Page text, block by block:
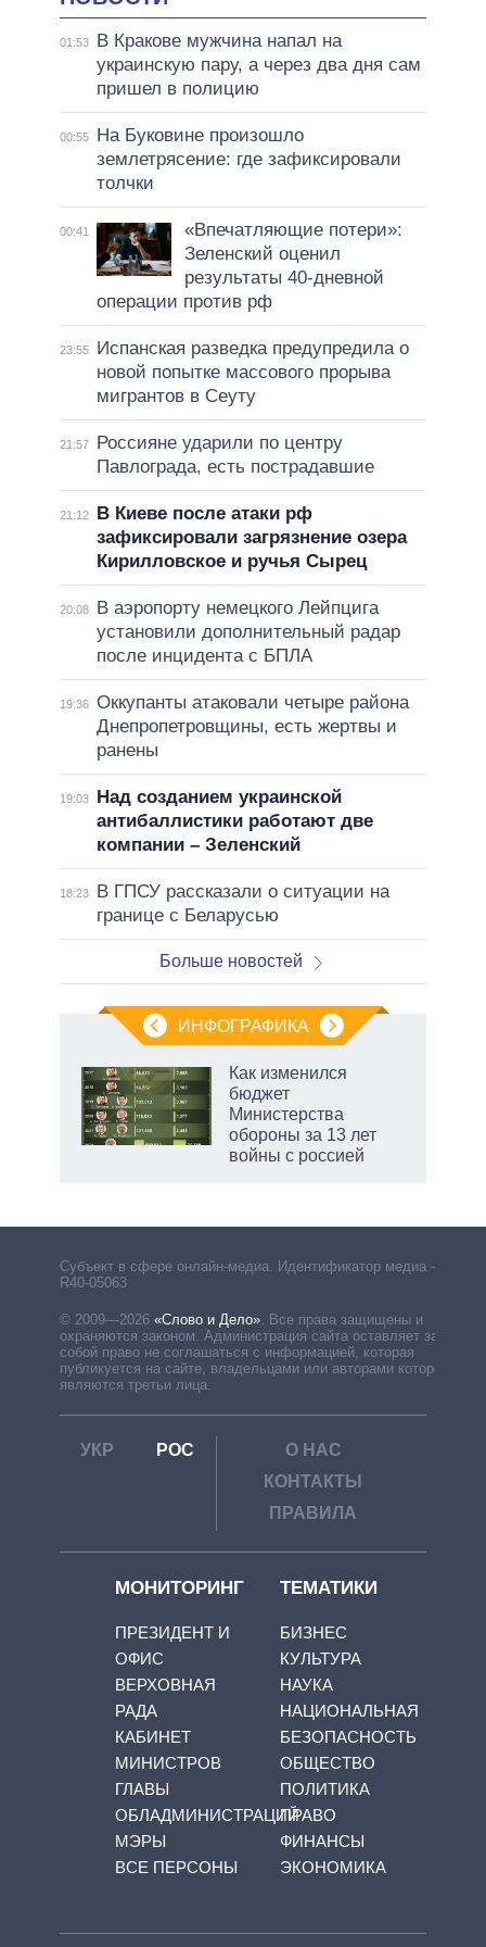
01:53
В Кракове мужчина напал на
украинскую пару, а через два дня сам
пришел в полицию
00:55
На Буковине произошло
землетрясение: где зафиксировали
толчки
00:41
«Впечатляющие потери»:
Зеленский оценил
результаты 40-дневной
операции против рф
23:55
Испанская разведка предупредила о
новой попытке массового прорыва
мигрантов в Сеуту
21:57
Россияне ударили по центру
Павлограда, есть пострадавшие
21:12
В Киеве после атаки рф
зафиксировали загрязнение озера
Кирилловское и ручья Сырец
20:08
В аэропорту немецкого Лейпцига
установили дополнительный радар
после инцидента с БПЛА
19:36 Оккупанты атаковали четыре района
Днепропетровщины, есть жертвы и
ранены
19:03
Над созданием украинской
антибаллистики работают две
компании – Зеленский
18:23
В ГПСУ рассказали о ситуации на
границе с Беларусью
Больше новостей
ИНФОГРАФИКА
Как изменился
бюджет
Министерства
обороны за 13 лет
войны с россией
Субъект в сфере онлайн-медиа. Идентификатор медиа –
R40-05063
© 2009—2026 «Слово и Дело». Все права защищены и
охраняются законом. Администрация сайта оставляет за
собой право не соглашаться с информацией, которая
публикуется на сайте, владельцами или авторами которой
являются третьи лица.
УКР РОС
О НАС
КОНТАКТЫ
ПРАВИЛА
МОНИТОРИНГ
ПРЕЗИДЕНТ И
ОФИС
ВЕРХОВНАЯ
РАДА
КАБИНЕТ
МИНИСТРОВ
ГЛАВЫ
ОБЛАДМИНИСТРАЦИЙ
МЭРЫ
ВСЕ ПЕРСОНЫ
ТЕМАТИКИ
БИЗНЕС
КУЛЬТУРА
НАУКА
НАЦИОНАЛЬНАЯ
БЕЗОПАСНОСТЬ
ОБЩЕСТВО
ПОЛИТИКА
ПРАВО
ФИНАНСЫ
ЭКОНОМИКА